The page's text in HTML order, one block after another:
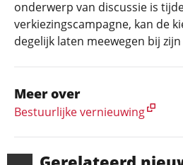
onderwerp van discussie is
verkiezingscampagne, kan de
degelijk laten meewegen bij
Meer over
Bestuurlijke vernieuwing